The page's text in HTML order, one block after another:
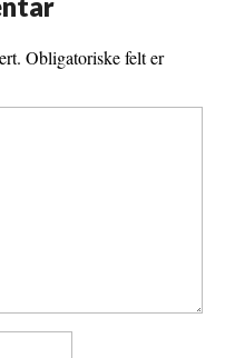
Obligatoriske felt er